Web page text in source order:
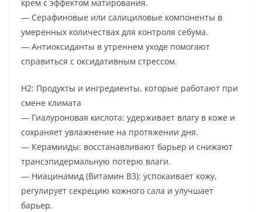
крем с эффектом матирования.
— Серафиновые или салициловые компоненты в
умеренных количествах для контроля себума.
— Антиоксиданты в утреннем уходе помогают
справиться с оксидативным стрессом.
H2: Продукты и ингредиенты, которые работают при
смене климата
— Гиалуроновая кислота: удерживает влагу в коже и
сохраняет увлажнение на протяжении дня.
— Керамииды: восстанавливают барьер и снижают
трансэпидермальную потерю влаги.
— Ниацинамид (Витамин B3): успокаивает кожу,
регулирует секрецию кожного сала и улучшает
барьер.